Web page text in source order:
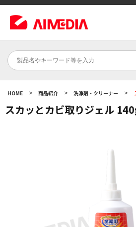
HOME > 商品紹介 > 洗浄剤・クリーナー >
スカッとカビ取りジェル